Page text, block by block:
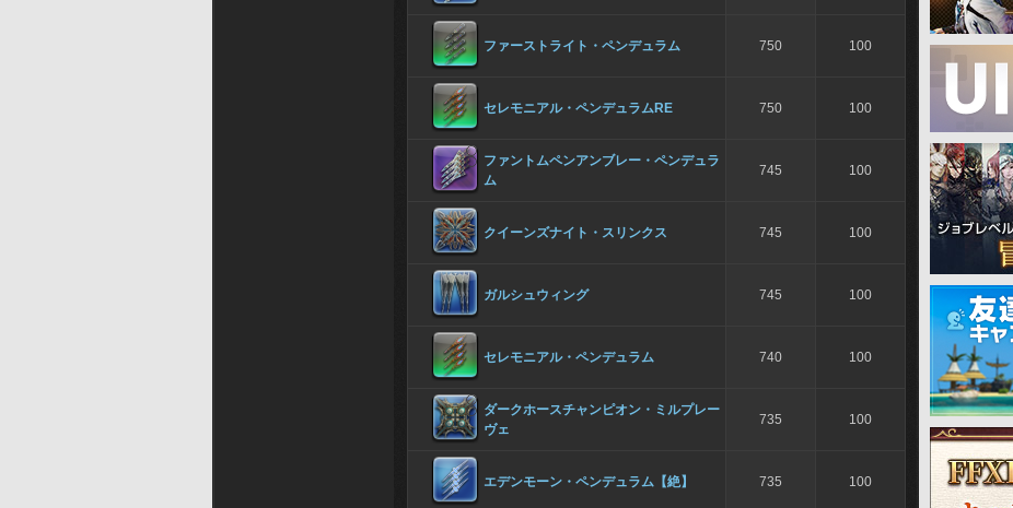
ファーストライト・ペンデュラム 750 100
セレモニアル・ペンデュラムRE 750 100
ファントムペンアンブレー・ペンデュラ
ム
745 100
クイーンズナイト・スリンクス 745 100
ガルシュウィング 745 100
セレモニアル・ペンデュラム 740 100
ダークホースチャンピオン・ミルプレー
ヴェ
735 100
エデンモーン・ペンデュラム【絶】 735 100